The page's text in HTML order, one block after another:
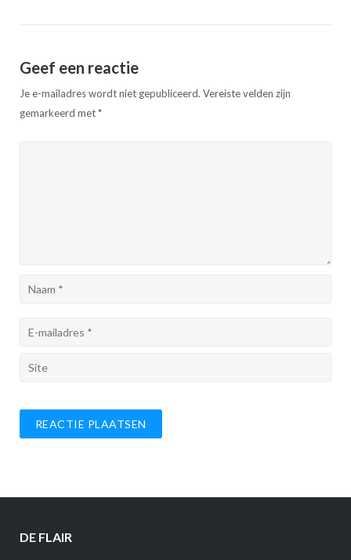
Geef een reactie
Je e-mailadres wordt niet gepubliceerd. Vereiste velden zijn
gemarkeerd met*
DE FLAIR